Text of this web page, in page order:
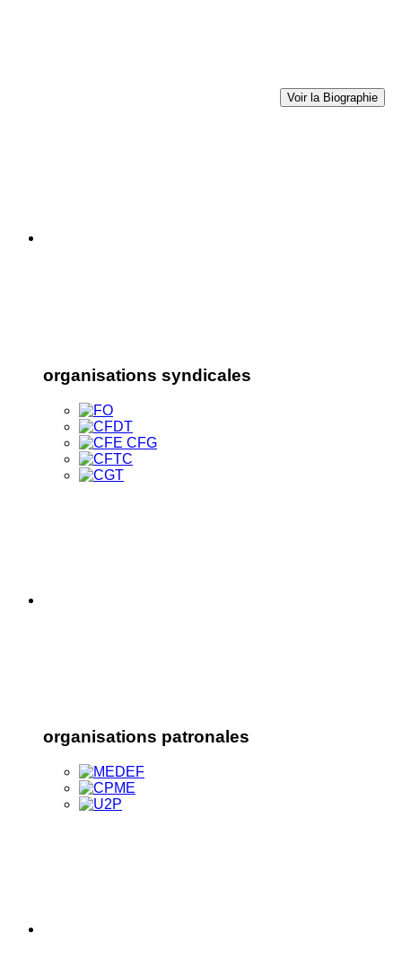
Voir la Biographie
organisations syndicales
organisations patronales